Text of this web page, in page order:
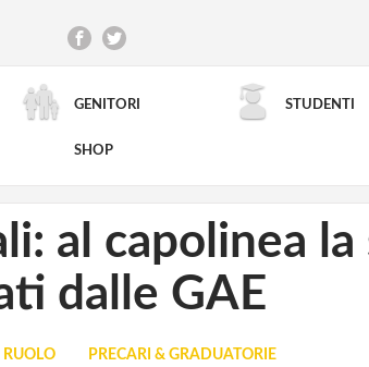
GENITORI STUDENTI
SHOP
RICERCA AVANZATA
al capolinea la
dalle GAE
PRECARI & GRADUATORIE